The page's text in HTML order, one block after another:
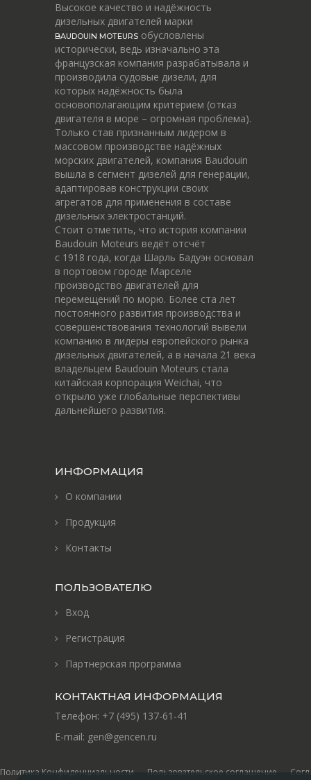
Высокое качество и надёжность
дизельных двигателей марки
BAUDOUIN MOTEURS обусловлены
исторически, ведь изначально эта
французская компания разрабатывала и
производила судовые дизели, для
которых надёжность была
основополагающим критерием (отказ
двигателя в море – огромная проблема).
Только став признанным лидером в
массовом производстве надёжных
морских двигателей, компания Baudouin
вышла в сегмент дизелей для генерации,
адаптировав конструкции своих
агрегатов для применения в составе
дизельных электростанций.
Стоит отметить, что история компании
Baudouin Moteurs ведёт отсчёт
c 1918 года, когда Шарль Бадуэн основал
в портовом городе Марселе
производство двигателей для
перемещений по морю. Более ста лет
постоянного развития производства и
совершенствования технологий вывели
компанию в лидеры европейского рынка
дизельных двигателей, а в начала 21 века
владельцем Baudouin Moteurs стала
китайская корпорация Weichai, что
открыло уже глобальные перспективы
дальнейшего развития.
ИНФОРМАЦИЯ
О компании
Продукция
Контакты
ПОЛЬЗОВАТЕЛЮ
Вход
Регистрация
Партнерская программа
КОНТАКТНАЯ ИНФОРМАЦИЯ
Телефон: +7 (495) 137-61-41
E-mail: gen@gencen.ru
Политика Конфиденциальности Пользовательское соглашение